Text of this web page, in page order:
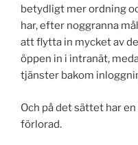
betydligt mer ordning
har, efter noggranna
att flytta in mycket av
öppen in i intranät,
tjänster bakom
Och på det sättet har
förlorad.